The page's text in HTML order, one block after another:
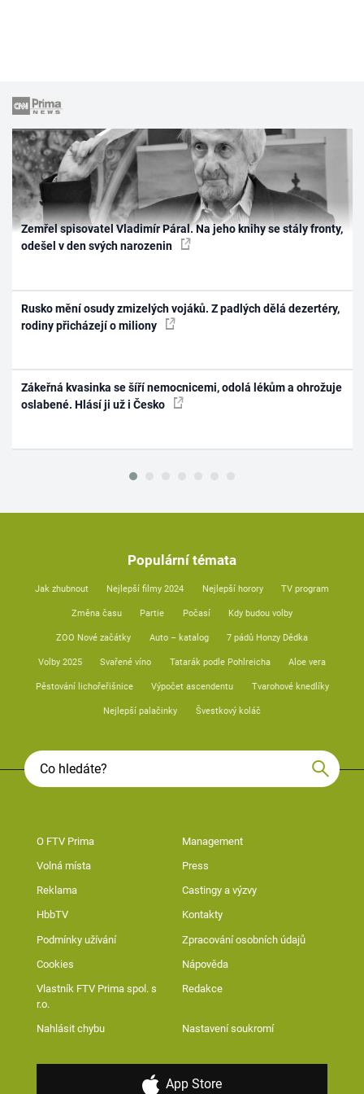
Zemřel spisovatel Vladimír Páral. Na jeho knihy se stály fronty,
odešel v den svých narozenin
Rusko mění osudy zmizelých vojáků. Z padlých dělá dezertéry,
rodiny přicházejí o miliony
Zákeřná kvasinka se šíří nemocnicemi, odolá lékům a ohrožuje
oslabené. Hlásí ji už i Česko
Populární témata
Jak zhubnout Nejlepší filmy 2024 Nejlepší horory TV program
Změna času Partie Počasí Kdy budou volby
ZOO Nové začátky Auto – katalog 7 pádů Honzy Dědka
Volby 2025 Svařené víno Tatarák podle Pohlreicha Aloe vera
Pěstování lichořeřišnice Výpočet ascendentu Tvarohové knedlíky
Nejlepší palačinky Švestkový koláč
O FTV Prima Management
Volná místa Press
Reklama Castingy a výzvy
HbbTV Kontakty
Podmínky užívání Zpracování osobních údajů
Cookies Nápověda
Vlastník FTV Prima spol. s
r.o.
Redakce
Nahlásit chybu Nastavení soukromí
App Store